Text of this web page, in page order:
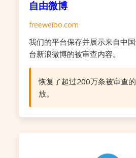
自由微博
freeweibo.com
我们的平台保存并展示来自中
台新浪微博的被审查内容。
恢复了超过200万条被审查
放。